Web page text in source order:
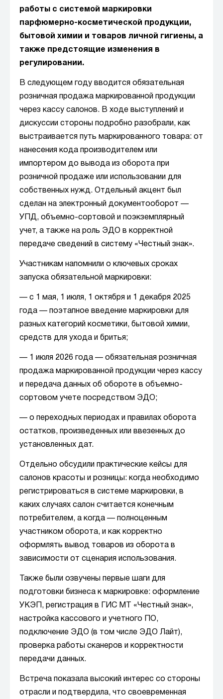
работы с системой маркировки
парфюмерно-косметической продукции,
бытовой химии и товаров личной гигиены, а
также предстоящие изменения в
регулировании.
В следующем году вводится обязательная
розничная продажа маркированной продукции
через кассу салонов. В ходе выступлений и
дискуссии стороны подробно разобрали, как
выстраивается путь маркированного товара: от
нанесения кода производителем или
импортером до вывода из оборота при
розничной продаже или использовании для
собственных нужд. Отдельный акцент был
сделан на электронный документооборот —
УПД, объемно-сортовой и поэкземплярный
учет, а также на роль ЭДО в корректной
передаче сведений в систему «Честный знак».
Участникам напомнили о ключевых сроках
запуска обязательной маркировки:
— с 1 мая, 1 июля, 1 октября и 1 декабря 2025
года — поэтапное введение маркировки для
разных категорий косметики, бытовой химии,
средств для ухода и бритья;
— 1 июля 2026 года — обязательная розничная
продажа маркированной продукции через кассу
и передача данных об обороте в объемно-
сортовом учете посредством ЭДО;
— о переходных периодах и правилах оборота
остатков, произведенных или ввезенных до
установленных дат.
Отдельно обсудили практические кейсы для
салонов красоты и розницы: когда необходимо
регистрироваться в системе маркировки, в
каких случаях салон считается конечным
потребителем, а когда — полноценным
участником оборота, и как корректно
оформлять вывод товаров из оборота в
зависимости от сценария использования.
Также были озвучены первые шаги для
подготовки бизнеса к маркировке: оформление
УКЭП, регистрация в ГИС МТ «Честный знак»,
настройка кассового и учетного ПО,
подключение ЭДО (в том числе ЭДО Лайт),
проверка работы сканеров и корректности
передачи данных.
Встреча показала высокий интерес со стороны
отрасли и подтвердила, что своевременная